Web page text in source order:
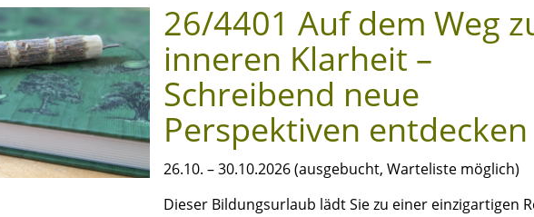
26/4401 Auf dem Weg
inneren Klarheit –
Schreibend neue
Perspektiven entdecken
26.10. – 30.10.2026 (ausgebucht, Warteliste möglich)
Dieser Bildungsurlaub lädt Sie zu einer einzigartigen